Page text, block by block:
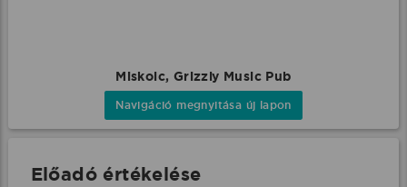
Miskolc, Grizzly Music Pub
Navigáció megnyitása új lapon
Előadó értékelése